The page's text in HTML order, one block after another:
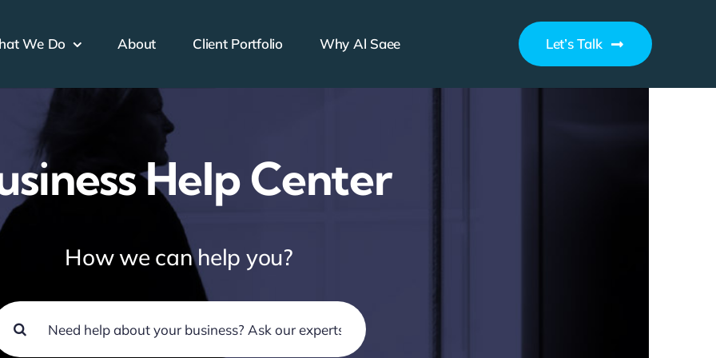
We Do About Client Portfolio Why Al Saee Let’s Talk
Help Center
How we can help you?